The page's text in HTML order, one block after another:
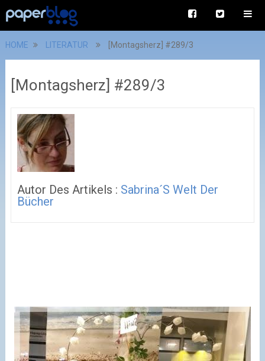
HOME LITERATUR [Montagsherz] #289/3
[Montagsherz] #289/3
Autor Des Artikels : Sabrina´s Welt Der
Bücher